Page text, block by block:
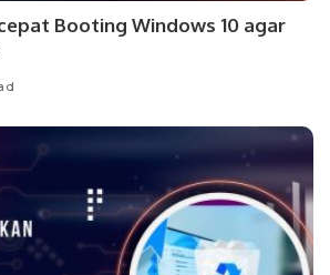
Booting Windows 10 agar